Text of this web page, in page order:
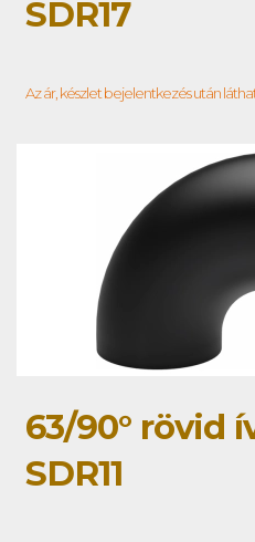
SDR17
Az ár, készlet bejelentkezés után
63/90° rövid
SDR11